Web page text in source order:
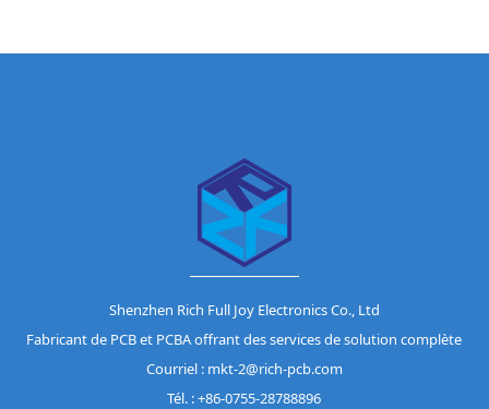
Shenzhen Rich Full Joy Electronics Co., Ltd
Fabricant de PCB et PCBA offrant des services de solution complète
Courriel : mkt-2@rich-pcb.com
Tél. : +86-0755-28788896